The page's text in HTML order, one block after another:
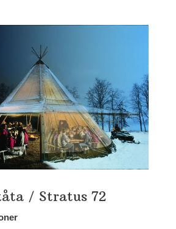
/ Stratus 72